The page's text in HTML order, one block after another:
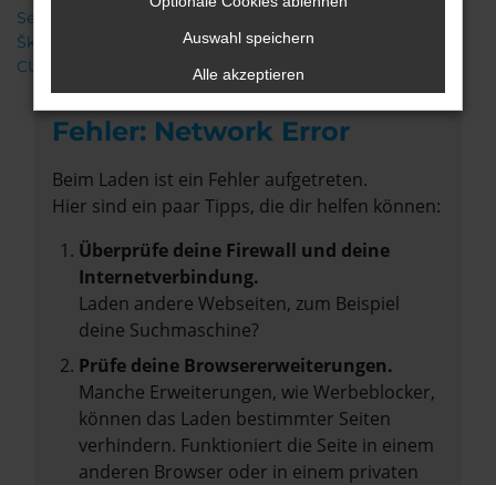
Seat
Škoda
CUPRA
Fehler: Network Error
Beim Laden ist ein Fehler aufgetreten.
Hier sind ein paar Tipps, die dir helfen können:
Überprüfe deine Firewall und deine
Internetverbindung.
Laden andere Webseiten, zum Beispiel
deine Suchmaschine?
Prüfe deine Browsererweiterungen.
Manche Erweiterungen, wie Werbeblocker,
können das Laden bestimmter Seiten
verhindern. Funktioniert die Seite in einem
anderen Browser oder in einem privaten
Auswahl speichern
Alle akzeptieren